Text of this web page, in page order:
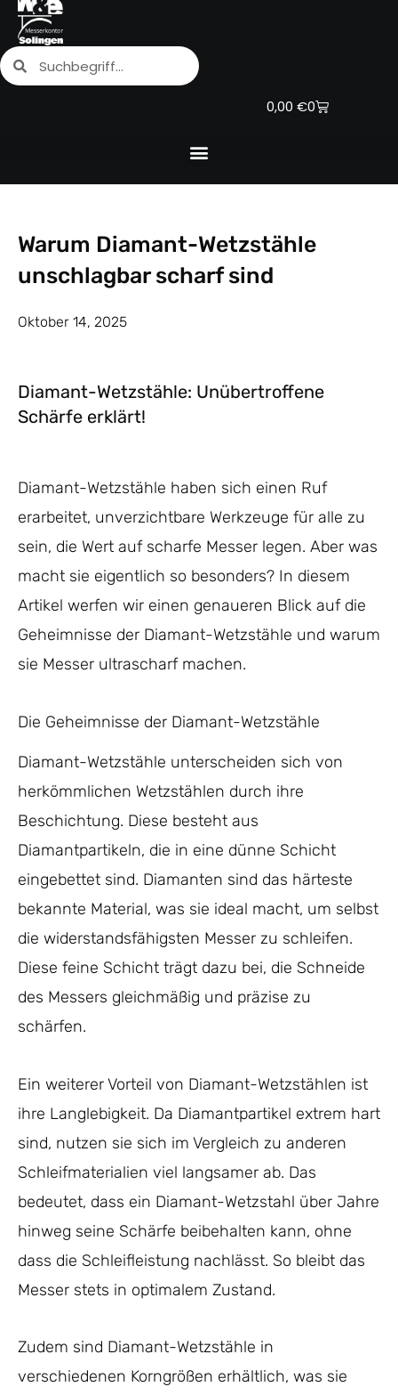
Zum
Inhalt
springen
SucheSuche
0,00 €0
Warenkorb
Warum Diamant-Wetzstähle
unschlagbar scharf sind
Oktober 14, 2025
Diamant-Wetzstähle: Unübertroffene
Schärfe erklärt!
Diamant-Wetzstähle haben sich einen Ruf
erarbeitet, unverzichtbare Werkzeuge für alle zu
sein, die Wert auf scharfe Messer legen. Aber was
macht sie eigentlich so besonders? In diesem
Artikel werfen wir einen genaueren Blick auf die
Geheimnisse der Diamant-Wetzstähle und warum
sie Messer ultrascharf machen.
Die Geheimnisse der Diamant-Wetzstähle
Diamant-Wetzstähle unterscheiden sich von
herkömmlichen Wetzstählen durch ihre
Beschichtung. Diese besteht aus
Diamantpartikeln, die in eine dünne Schicht
eingebettet sind. Diamanten sind das härteste
bekannte Material, was sie ideal macht, um selbst
die widerstandsfähigsten Messer zu schleifen.
Diese feine Schicht trägt dazu bei, die Schneide
des Messers gleichmäßig und präzise zu
schärfen.
Ein weiterer Vorteil von Diamant-Wetzstählen ist
ihre Langlebigkeit. Da Diamantpartikel extrem hart
sind, nutzen sie sich im Vergleich zu anderen
Schleifmaterialien viel langsamer ab. Das
bedeutet, dass ein Diamant-Wetzstahl über Jahre
hinweg seine Schärfe beibehalten kann, ohne
dass die Schleifleistung nachlässt. So bleibt das
Messer stets in optimalem Zustand.
Zudem sind Diamant-Wetzstähle in
verschiedenen Korngrößen erhältlich, was sie